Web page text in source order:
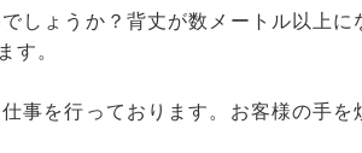
しょうか？背丈が数メートル以上に
す。
事を行っております。お客様の手を